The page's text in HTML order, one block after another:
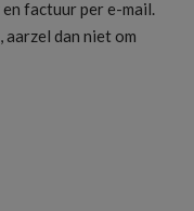
factuur per e-mail.
dan niet om